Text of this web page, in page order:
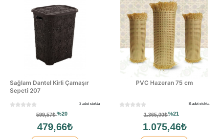
Sağlam Dantel Kirli Çamaşır
Sepeti 207
3 adet stokta
599,57₺%20
479,66₺
PVC Hazeran 75 cm
8 adet stokta
1.365,00₺%21
1.075,46₺